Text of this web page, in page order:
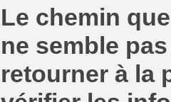
Le chemin
ne semble
retourner à la